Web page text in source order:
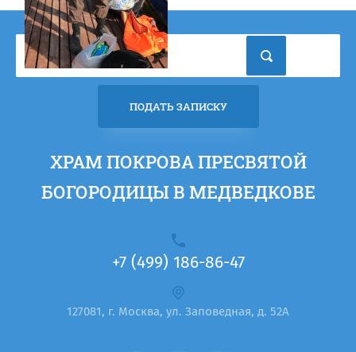
+7 (499) 186-86-47
127081, г. Москва, ул. Заповедная, д. 52А
ХРАМ ПОКРОВА ПРЕСВЯТОЙ
БОГОРОДИЦЫ В МЕДВЕДКОВЕ
ПОДАТЬ ЗАПИСКУ